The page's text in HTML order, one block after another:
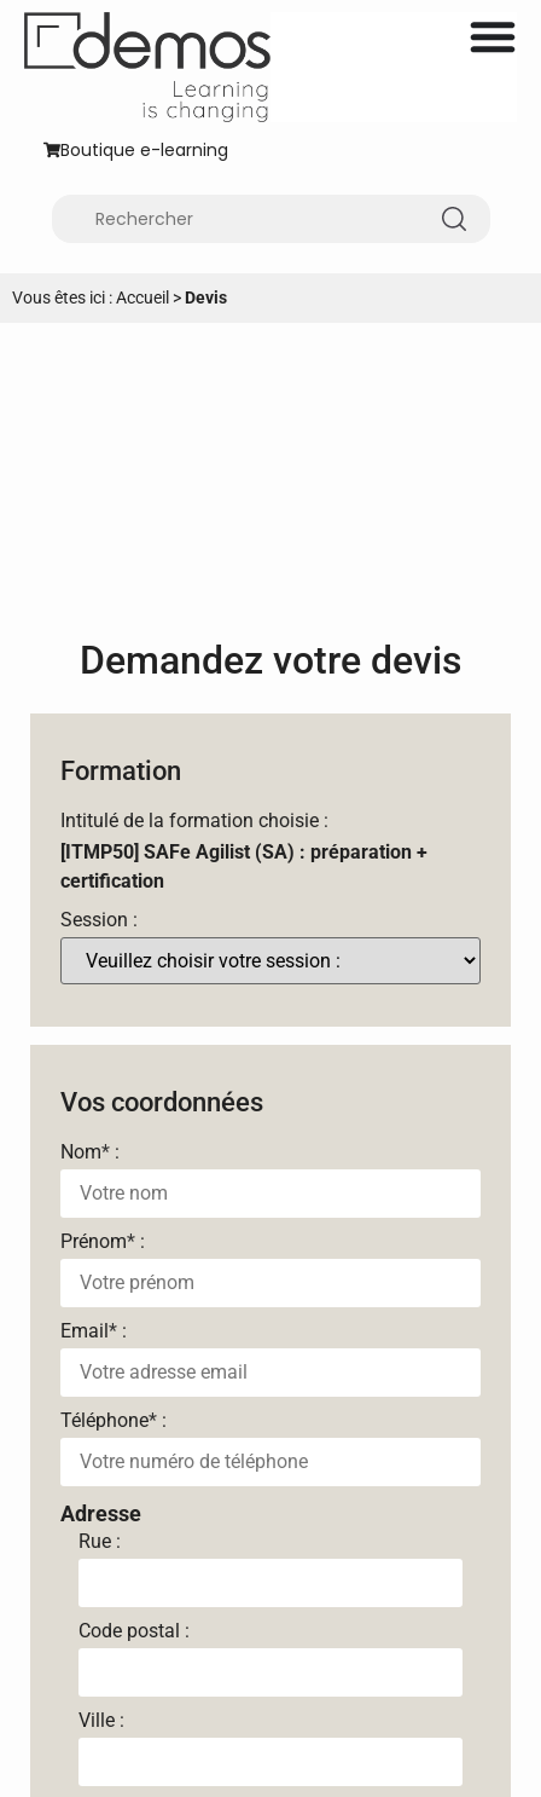
Boutique e-learning
Vous êtes ici :Accueil >Devis
Demandez votre devis
Formation
Intitulé de la formation choisie :
[ITMP50] SAFe Agilist (SA) : préparation +
certification
Session :
Vos coordonnées
Nom* :
Prénom* :
Email* :
Téléphone* :
Adresse
Rue :
Code postal :
Ville :